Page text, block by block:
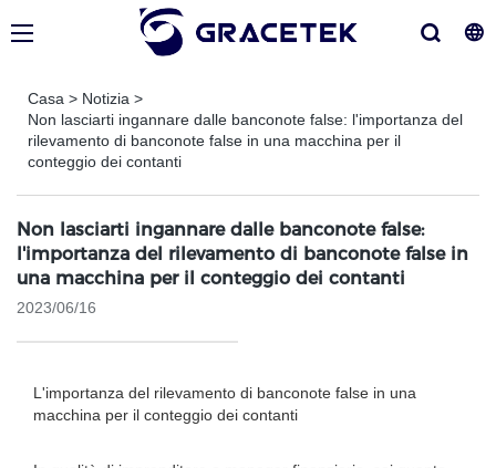
Casa > Notizia >
Non lasciarti ingannare dalle banconote false: l'importanza del
rilevamento di banconote false in una macchina per il
conteggio dei contanti
Non lasciarti ingannare dalle banconote false:
l'importanza del rilevamento di banconote false in
una macchina per il conteggio dei contanti
2023/06/16
L'importanza del rilevamento di banconote false in una
macchina per il conteggio dei contanti